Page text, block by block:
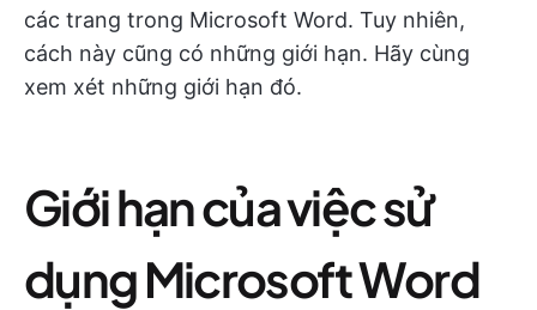
các trang trong Microsoft Word. Tuy nhiên,
cách này cũng có những giới hạn. Hãy cùng
xem xét những giới hạn đó.
Giới hạn của việc sử
dụng Microsoft Word